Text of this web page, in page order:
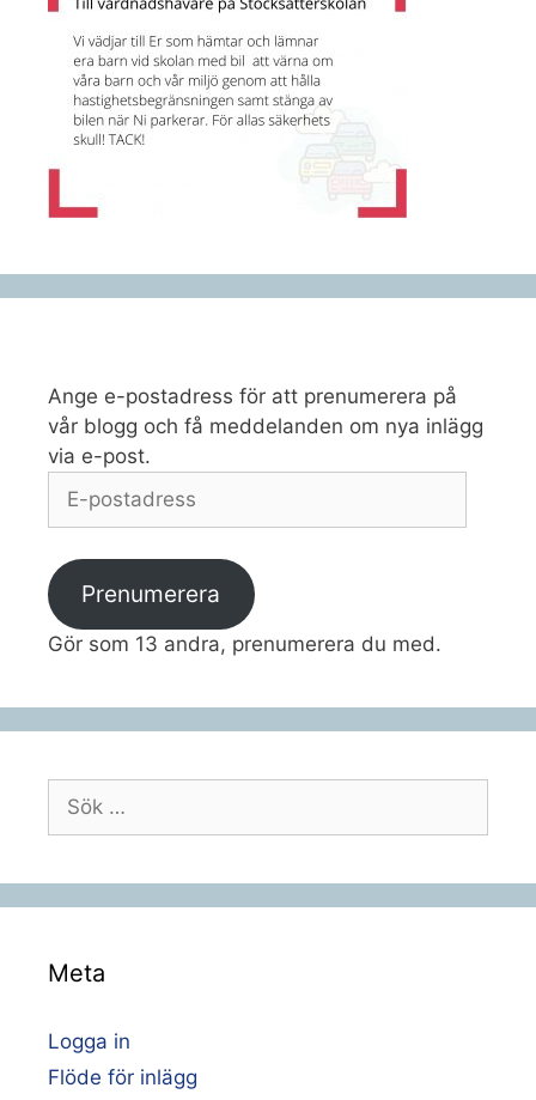
Ange e-postadress för att prenumerera på
vår blogg och få meddelanden om nya inlägg
via e-post.
postadress
Prenumerera
Gör som 13 andra, prenumerera du med.
Sök
efter:
Meta
Logga in
Flöde för inlägg